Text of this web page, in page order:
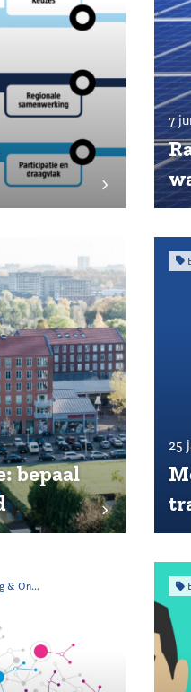
7
bepaal
25